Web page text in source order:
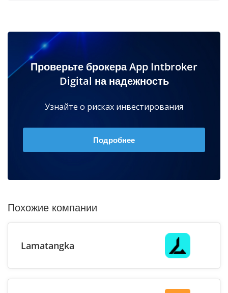
Проверьте брокера App Intbroker
Digital на надежность
Узнайте о рисках инвестирования
Подробнее
Похожие компании
Lamatangka